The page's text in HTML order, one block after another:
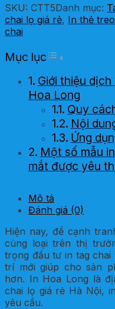
SKU: CTT5Danh mục:
chai lọ giá rẻ, In thẻ
chai
Mục lục Toggle Table
Giới thiệu
Hoa Long
Quy
Nội
Ứng
Một số mẫu
mắt được yêu
Mô tả
Đánh giá (0)
Hiện nay, để cạnh
cùng loại trên thị
trọng đầu tư in tag
trí mới giúp cho sản
hơn. In Hoa Long là
chai lọ giá rẻ Hà Nội,
yêu cầu.